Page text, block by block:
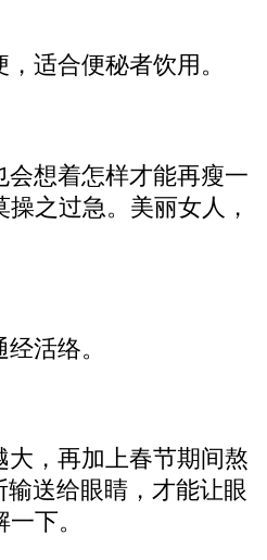
适合便秘者饮用。
想着怎样才能再瘦一
之过急。美丽女人，
活络。
，再加上春节期间熬
送给眼睛，才能让眼
下。